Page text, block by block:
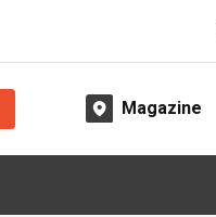
Magazine